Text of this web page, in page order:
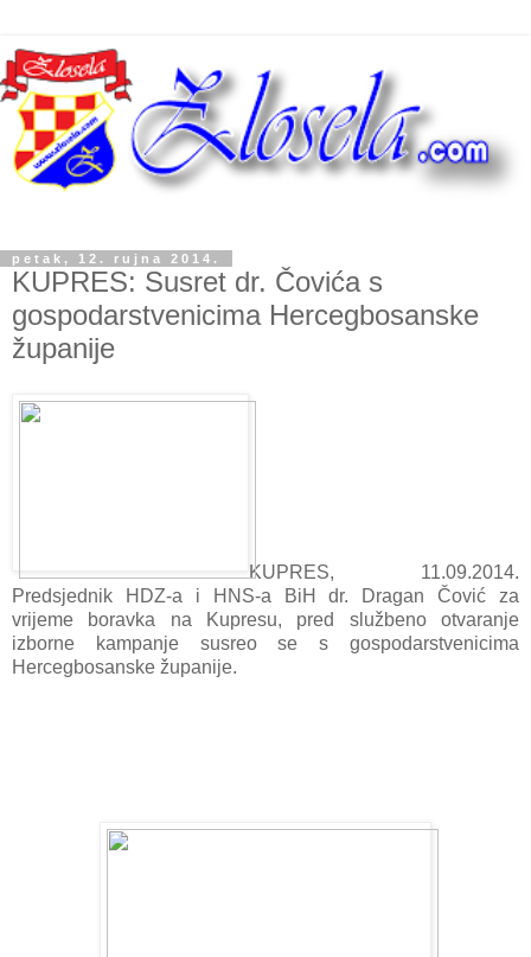
petak, 12. rujna 2014.
KUPRES: Susret dr. Čovića s
gospodarstvenicima Hercegbosanske
županije
KUPRES, 11.09.2014.
Predsjednik HDZ-a i HNS-a BiH dr. Dragan Čović za
vrijeme boravka na Kupresu, pred službeno otvaranje
izborne kampanje susreo se s gospodarstvenicima
Hercegbosanske županije.